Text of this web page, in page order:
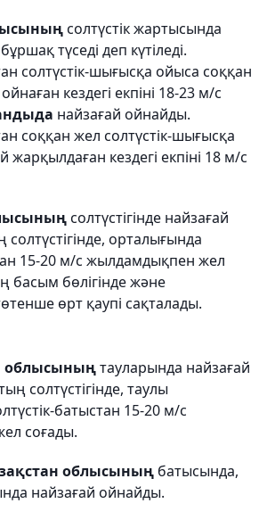
солтүстік жартысында
түседі деп күтіледі.
солтүстік-шығысқа ойыса соққан
кездегі екпіні 18-23 м/с
найзағай ойнайды.
соққан жел солтүстік-шығысқа
кездегі екпіні 18 м/с
солтүстігінде найзағай
орталығында
15-20 м/с жылдамдықпен жел
басым бөлігінде және
өрт қаупі сақталады.
облысыныңтауларында найзағай
солтүстігінде, таулы
батыстан 15-20 м/с
соғады.
облысының батысында,
найзағай ойнайды.